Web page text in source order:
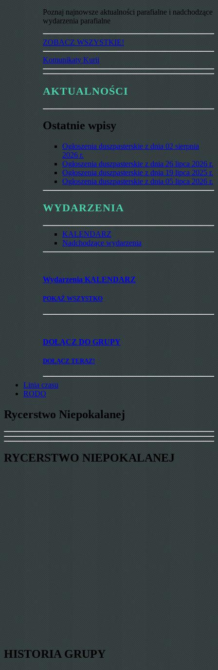
Poznaj najnowsze aktualności parafialne i nadchodzące
wydarzenia parafialne
ZOBACZ WSZYSTKIE!
Komunikaty Kurii
AKTUALNOŚCI
Ostatnie wpisy
Ogłoszenia duszpasterskie z dnia 02 sierpnia
2026 r.
Ogłoszenia duszpasterskie z dnia 26 lipca 2026 r.
Ogłoszenia duszpasterskie z dnia 19 lipca 2025 r.
Ogłoszenia duszpasterskie z dnia 05 lipca 2026 r.
WYDARZENIA
KALENDARZ
Nadchodzące wydarzenia
Wydarzenia KALENDARZ
POKAŻ WSZYSTKO
DOŁĄCZ DO GRUPY
DOŁĄCZ TERAZ!
Linia czasu
RODO
Rycerstwo Niepokalanej
RYCERSTWO NIEPOKALANEJ
HISTORIA GRUPY